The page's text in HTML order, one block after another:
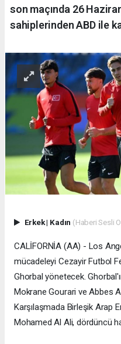
son maçında 26
sahiplerinden ABD ile
Erkek| Kadın (Haberi Sesli
CALİFORNİA (AA) - Los
mücadeleyi Cezayir Futbol
Ghorbal yönetecek.
Mokrane Gourari ve Abbes
Karşılaşmada Birleşik Arap
Mohamed Al Ali, dördüncü